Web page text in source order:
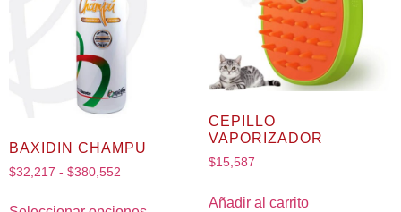
BAXIDIN CHAMPU
$32,217 - $380,552
CEPILLO
VAPORIZADOR
$15,587
Añadir al carrito